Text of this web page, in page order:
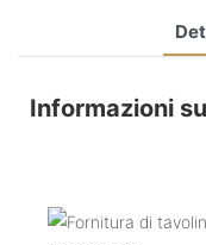
Informazioni